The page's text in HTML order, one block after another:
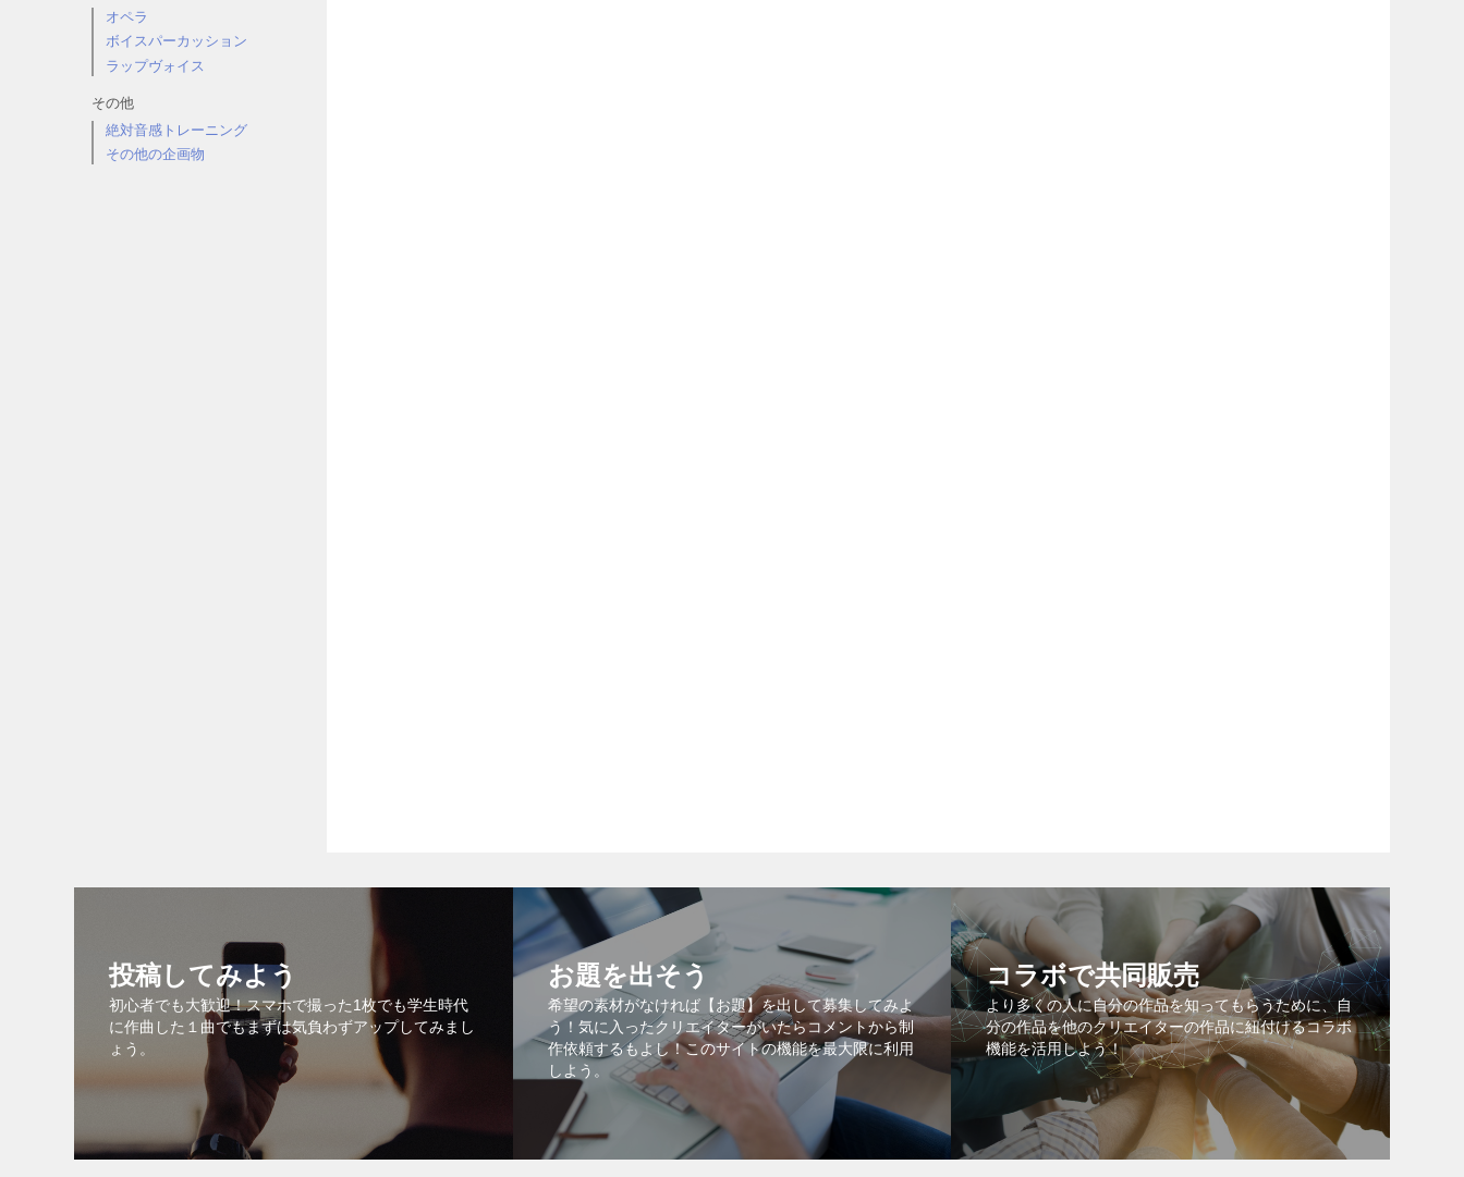
オペラ
ボイスパーカッション
ラップヴォイス
その他
絶対音感トレーニング
その他の企画物
投稿してみよう
初心者でも大歓迎！スマホで撮った1枚でも学生時代
に作曲した１曲でもまずは気負わずアップしてみまし
ょう。
お題を出そう
希望の素材がなければ【お題】を出して募集してみよ
う！気に入ったクリエイターがいたらコメントから制
作依頼するもよし！このサイトの機能を最大限に利用
しよう。
コラボで共同販売
より多くの人に自分の作品を知ってもらうために、自
分の作品を他のクリエイターの作品に紐付けるコラボ
機能を活用しよう！